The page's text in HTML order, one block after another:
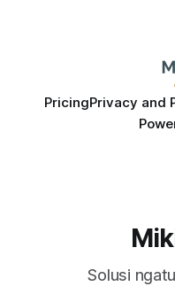
PricingPrivacy and
Solusi